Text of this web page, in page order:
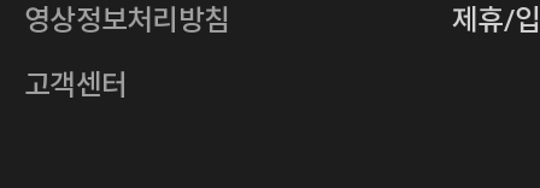
주소 서울특별시 중구 다산로14길 12 (신당
호스팅사업자
영상정보처리방침
고객센터
제휴/